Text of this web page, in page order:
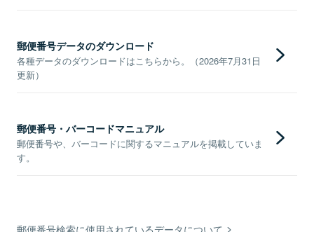
郵便番号データのダウンロード
各種データのダウンロードはこちらから。（2026年7月31日
更新）
郵便番号・バーコードマニュアル
郵便番号や、バーコードに関するマニュアルを掲載していま
す。